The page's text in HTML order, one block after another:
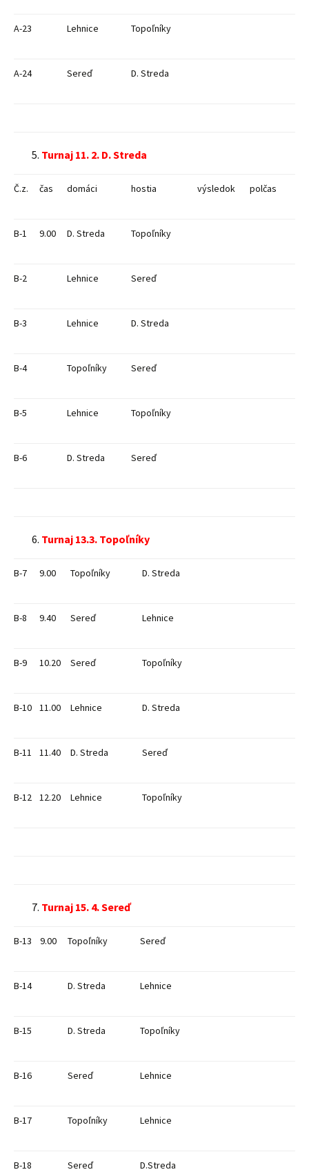
A-23 Lehnice Topoľníky
A-24 Sereď D. Streda
Turnaj 11. 2. D. Streda
Č.z. čas domáci hostia výsledok polčas
B-1 9.00 D. Streda Topoľníky
B-2 Lehnice Sereď
B-3 Lehnice D. Streda
B-4 Topoľníky Sereď
B-5 Lehnice Topoľníky
B-6 D. Streda Sereď
Turnaj 13.3. Topoľníky
B-7 9.00 Topoľníky D. Streda
B-8 9.40 Sereď Lehnice
B-9 10.20 Sereď Topoľníky
B-10 11.00 Lehnice D. Streda
B-11 11.40 D. Streda Sereď
B-12 12.20 Lehnice Topoľníky
Turnaj 15. 4. Sereď
B-13 9.00 Topoľníky Sereď
B-14 D. Streda Lehnice
B-15 D. Streda Topoľníky
B-16 Sereď Lehnice
B-17 Topoľníky Lehnice
B-18 Sereď D.Streda